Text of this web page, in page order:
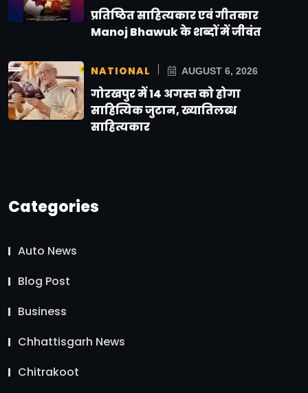
प्रतिष्ठित साहित्यकार एवं गीतकार
Manoj Bhawuk के शब्दों में जीवंत
NATIONAL AUGUST 6, 2026
गोरखपुर में 14 अगस्त को होगा
साहित्यिक जुटान, ख्यातिलब्ध
साहित्यकार
Categories
Auto News
Blog Post
Business
Chhattisgarh News
Chitrakoot